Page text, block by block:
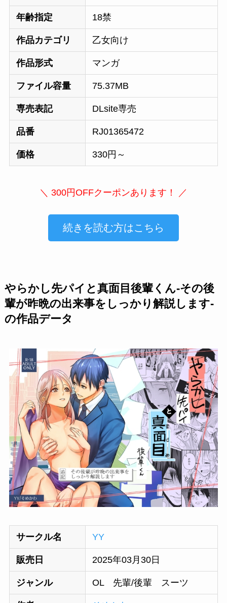
年齢指定 18禁
作品カテゴリ 乙女向け
作品形式 マンガ
ファイル容量 75.37MB
専売表記 DLsite専売
品番 RJ01365472
価格 330円～
＼ 300円OFFクーポンあります！ ／
続きを読む方はこちら
やらかし先パイと真面目後輩くん-その後
輩が昨晩の出来事をしっかり解説します-
の作品データ
サークル名 YY
販売日 2025年03月30日
ジャンル OL 先輩/後輩 スーツ